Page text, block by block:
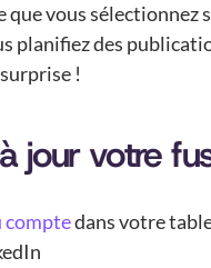
que vous sélectionnez
planifiez des
!
jour votre
compte dans votre